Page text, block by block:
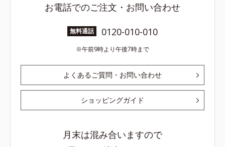
お電話でのご注文・お問い合わせ
無料通話 0120-010-010
午前9時より午後7時まで
よくあるご質問・お問い合わせ
ショッピングガイド
月末は混み合いますので